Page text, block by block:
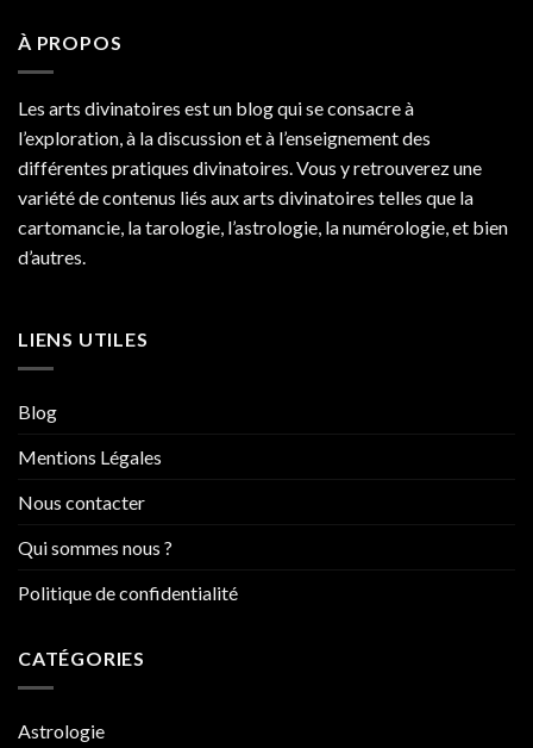
À PROPOS
Les arts divinatoires est un blog qui se consacre à
l’exploration, à la discussion et à l’enseignement des
différentes pratiques divinatoires. Vous y retrouverez une
variété de contenus liés aux arts divinatoires telles que la
cartomancie, la tarologie, l’astrologie, la numérologie, et bien
d’autres.
LIENS UTILES
Blog
Mentions Légales
Nous contacter
Qui sommes nous ?
Politique de confidentialité
CATÉGORIES
Astrologie